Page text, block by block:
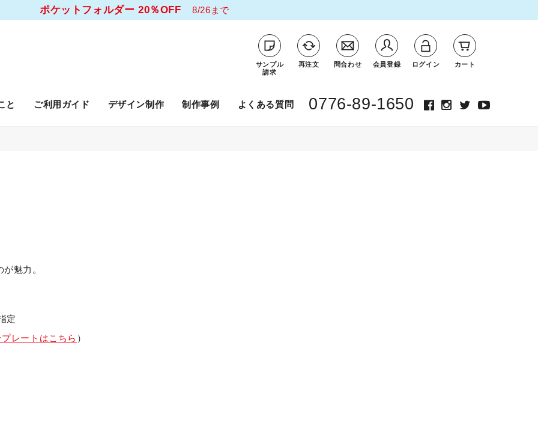
ポケットフォルダー 20％OFF 8/26まで
サンプル
請求
再注文 問合わせ 会員登録 ログイン カート
と ご利用ガイド デザイン制作 制作事例 よくある質問 0776-89-1650
魅力。
定
レートはこちら ）